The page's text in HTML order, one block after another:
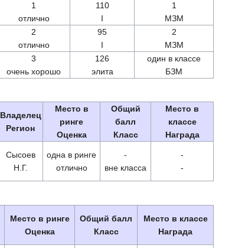
1
отлично
110
I
1
МЗМ
2
отлично
95
I
2
МЗМ
3
очень хорошо
126
элита
один в классе
БЗМ
Владелец
Регион
Место в
ринге
Оценка
Общий
балл
Класс
Место в
классе
Награда
Сысоев
Н.Г.
одна в ринге
отлично
-
вне класса
-
-
Место в ринге
Оценка
Общий балл
Класс
Место в классе
Награда